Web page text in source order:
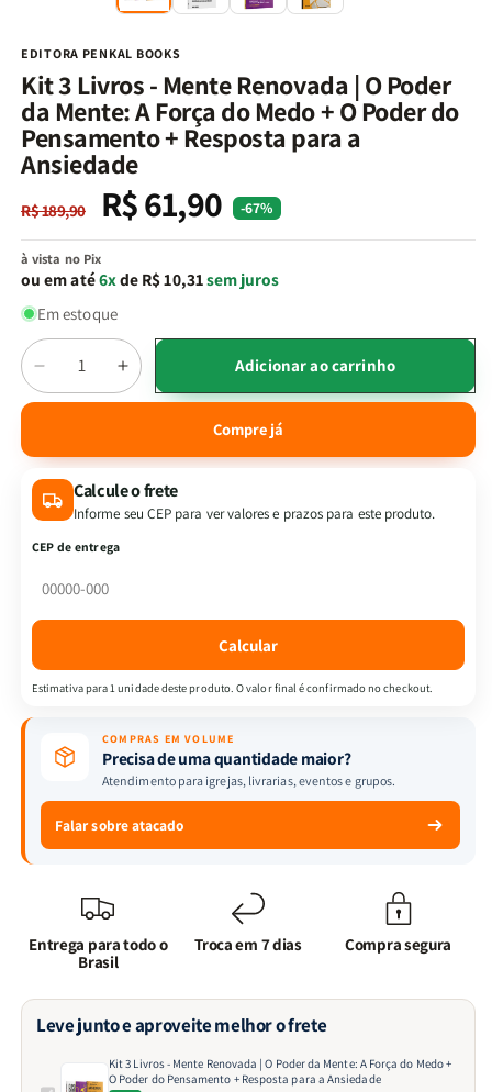
EDITORA PENKAL BOOKS
Kit 3 Livros - Mente Renovada | O Poder
da Mente: A Força do Medo + O Poder do
Pensamento + Resposta para a
Ansiedade
Preço
normal
R$ 189,90
Preço
promocional
R$ 61,90 -67%
à vista no Pix
ou em até6xde R$ 10,31sem juros
Em estoque
Quantidade
Diminuir
a
Kit
3
Livros
Renovada
da
Mente:
Força
do
+
O
Pensamento
Resposta
a
Ansiedade
Aumentar
a
quantidade
Kit
3
Livros
da
Mente:
Força
do
Medo
O
Resposta
a
Ansiedade
Adicionar ao carrinho
Compre já
Calcule o frete
Informe seu CEP para ver valores e prazos para este produto.
CEP de entrega
Calcular
Estimativa para 1 unidade deste produto. O valor final é confirmado no checkout.
COMPRAS EM VOLUME
Precisa de uma quantidade maior?
Atendimento para igrejas, livrarias, eventos e grupos.
Falar sobre atacado
Entrega para todo o
Brasil
Troca em 7 dias Compra segura
Leve junto e aproveite melhor o frete
Kit 3 Livros - Mente Renovada | O Poder da Mente: A Força do Medo +
O Poder do Pensamento + Resposta para a Ansiedade